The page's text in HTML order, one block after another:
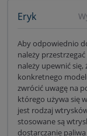
Eryk
Aby odpowiednio
należy
należy upewnić
konkretnego
zwrócić uwagę na
którego używa się
jest rodzaj
stosowane są
dostarczanie